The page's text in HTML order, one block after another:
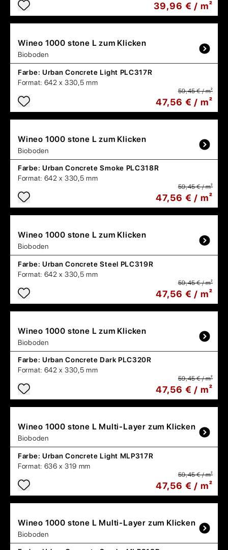
39,96 € / m²
Wineo 1000 stone L zum Klicken
Bioboden
Farbe: Urban Concrete Light PLC317R
Format: 642 x 330,5 mm
59,45 € / m²
47,56 € / m²
Wineo 1000 stone L zum Klicken
Bioboden
Farbe: Urban Concrete Smoke PLC318R
Format: 642 x 330,5 mm
59,45 € / m²
47,56 € / m²
Wineo 1000 stone L zum Klicken
Bioboden
Farbe: Urban Concrete Steel PLC319R
Format: 642 x 330,5 mm
59,45 € / m²
47,56 € / m²
Wineo 1000 stone L zum Klicken
Bioboden
Farbe: Urban Concrete Dark PLC320R
Format: 642 x 330,5 mm
59,45 € / m²
47,56 € / m²
Wineo 1000 stone L Multi-Layer zum Klicken
Bioboden
Farbe: Urban Concrete Light MLP317R
Format: 636 x 319 mm
59,45 € / m²
47,56 € / m²
Wineo 1000 stone L Multi-Layer zum Klicken
Bioboden